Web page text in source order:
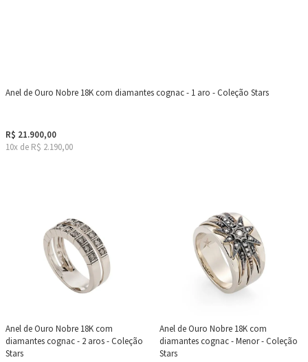
Anel de Ouro Nobre 18K com diamantes cognac - 1 aro - Coleção Stars
R$ 21.900,00
10x de R$ 2.190,00
Anel de Ouro Nobre 18K com
diamantes cognac - 2 aros - Coleção
Stars
Anel de Ouro Nobre 18K com
diamantes cognac - Menor - Coleção
Stars